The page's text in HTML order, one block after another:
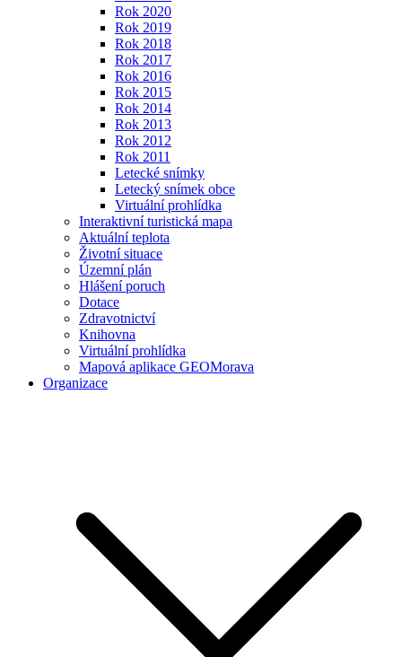
Rok 2020
Rok 2019
Rok 2018
Rok 2017
Rok 2016
Rok 2015
Rok 2014
Rok 2013
Rok 2012
Rok 2011
Letecké snímky
Letecký snímek obce
Virtuální prohlídka
Interaktivní turistická mapa
Aktuální teplota
Životní situace
Územní plán
Hlášení poruch
Dotace
Zdravotnictví
Knihovna
Virtuální prohlídka
Mapová aplikace GEOMorava
Organizace